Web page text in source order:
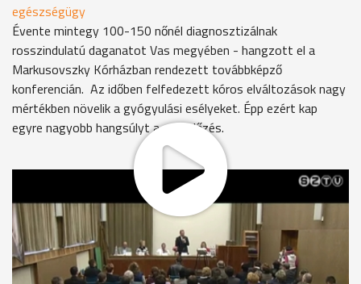
egészségügy
Évente mintegy 100-150 nőnél diagnosztizálnak
rosszindulatú daganatot Vas megyében - hangzott el a
Markusovszky Kórházban rendezett továbbképző
konferencián. Az időben felfedezett kóros elváltozások nagy
mértékben növelik a gyógyulási esélyeket. Épp ezért kap
egyre nagyobb hangsúlyt a megelőzés.
"Panasza van-e? Nincs. Hormontartalmú gyógyszert szed?
Nem. "
Kenesei Gyuláné behívóval érkezett a mammográfiai
szűrésre.